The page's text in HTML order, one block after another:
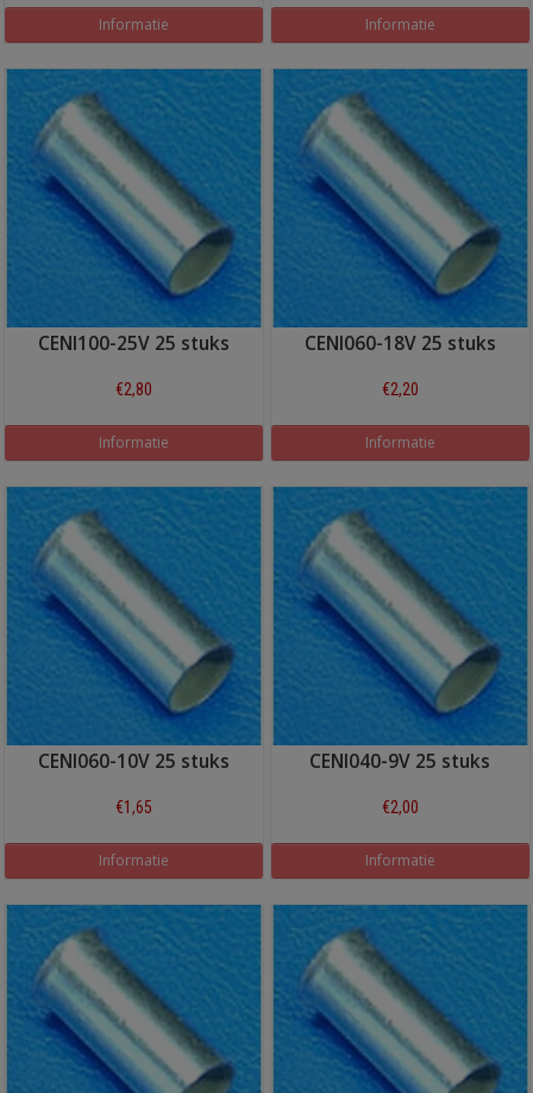
Informatie Informatie
CENI100-25V 25 stuks
€2,80
Informatie
CENI060-18V 25 stuks
€2,20
Informatie
CENI060-10V 25 stuks
€1,65
Informatie
CENI040-9V 25 stuks
€2,00
Informatie